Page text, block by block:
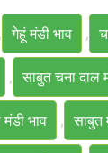
, गेहूं मंडी भाव ,
, साबुत चना दाल
भाव , साबुत